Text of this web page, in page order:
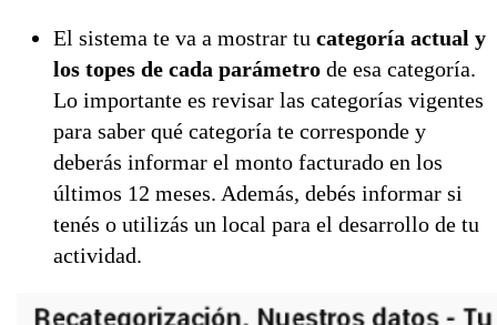
El sistema te va a mostrar tu categoría actual y
los topes de cada parámetro de esa categoría.
Lo importante es revisar las categorías vigentes
para saber qué categoría te corresponde y
deberás informar el monto facturado en los
últimos 12 meses. Además, debés informar si
tenés o utilizás un local para el desarrollo de tu
actividad.